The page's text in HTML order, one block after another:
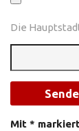
Die
Mit *